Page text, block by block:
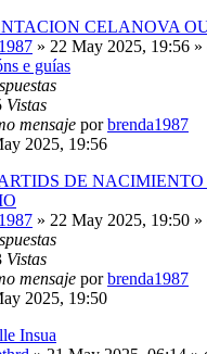
CELANOVA
» 22 May 2025, 19:56 »
e guías
Vistas
mensaje porbrenda1987
2025, 19:56
DE NACIMIENTO
» 22 May 2025, 19:50 »
Vistas
mensaje porbrenda1987
2025, 19:50
Insua